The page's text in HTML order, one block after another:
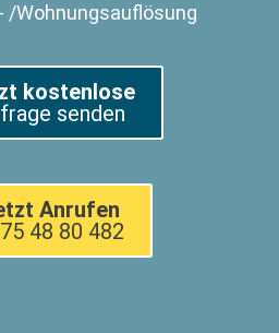
/Wohnungsauflösung
kostenlose
senden
Anrufen
48 80 482